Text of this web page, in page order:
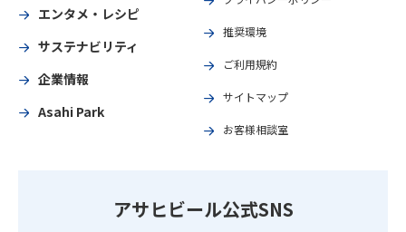
エンタメ・レシピ
サステナビリティ
企業情報
Asahi Park
推奨環境
ご利用規約
サイトマップ
お客様相談室
アサヒビール公式SNS